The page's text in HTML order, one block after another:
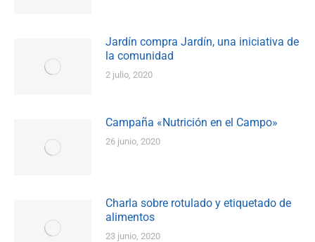
Jardín compra Jardín, una iniciativa de
la comunidad
2 julio, 2020
Campaña «Nutrición en el Campo»
26 junio, 2020
Charla sobre rotulado y etiquetado de
alimentos
23 junio, 2020